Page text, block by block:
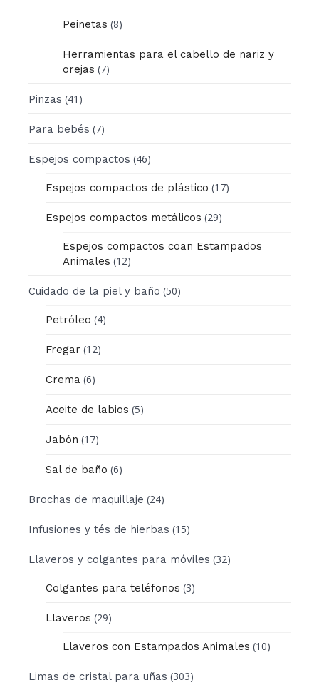
Peinetas (8)
Herramientas para el cabello de nariz y
orejas (7)
Pinzas (41)
Para bebés (7)
Espejos compactos (46)
Espejos compactos de plástico (17)
Espejos compactos metálicos (29)
Espejos compactos coan Estampados
Animales (12)
Cuidado de la piel y baño (50)
Petróleo (4)
Fregar (12)
Crema (6)
Aceite de labios (5)
Jabón (17)
Sal de baño (6)
Brochas de maquillaje (24)
Infusiones y tés de hierbas (15)
Llaveros y colgantes para móviles (32)
Colgantes para teléfonos (3)
Llaveros (29)
Llaveros con Estampados Animales (10)
Limas de cristal para uñas (303)